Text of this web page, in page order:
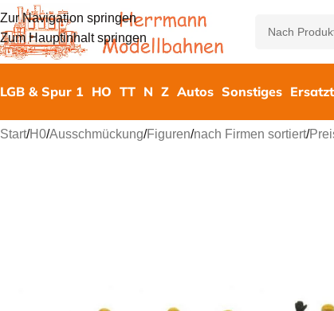
Zur Navigation springen
Zum Hauptinhalt springen
LGB & Spur 1 HO TT N Z Autos Sonstiges
Start/H0/Ausschmückung/Figuren/nach Firmen sortiert/